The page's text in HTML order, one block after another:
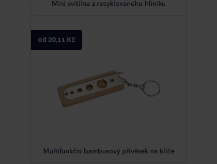
Mini svítilna z recyklovaného hliníku
od 20,11 Kč
Multifunkční bambusový přívěsek na klíče